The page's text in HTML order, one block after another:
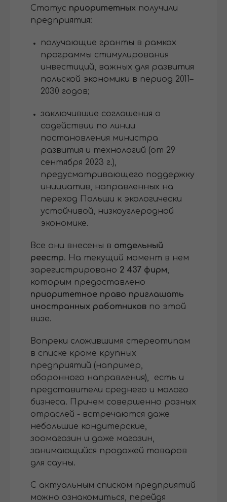
Статус приоритетных получили
предприятия:
получающие гранты в рамках
программы стимулирования
инвестиций, важных для развития
польской экономики в период 2011–
2030 годов;
заключившие соглашения о
содействии по линии
постановления министра
развития и технологий (от 29
сентября 2023 г.),
предусматривающего поддержку
инициатив, направленных на
переход Польши к экологически
устойчивой, низкоуглеродной
экономике.
Все они внесены в отдельный
реестр. На текущий момент в нем
зарегистрировано 2 437 фирм
которым предоставлено
приоритетное право приглашать
иностранных работников по этой
визе.
Вопреки сложившимя стереотипам
в списке кроме крупных
предприятий (например,
оборонного направления), есть и
представители среднего и малого
бизнеса. Причем совершенно разных
отраслей - встречаются даже
небольшие кондитерские,
зоомагазин и даже магазин,
занимающийся продажей товаров
для сауны.
С актуальным списком предприятий
можно ознакомиться, перейдя